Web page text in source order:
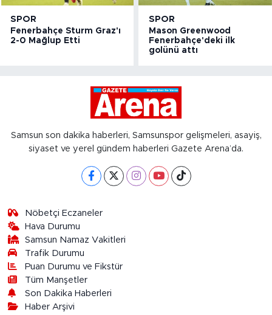
SPOR
Fenerbahçe Sturm Graz'ı
2-0 Mağlup Etti
SPOR
Mason Greenwood
Fenerbahçe'deki ilk
golünü attı
Samsun son dakika haberleri, Samsunspor gelişmeleri, asayiş,
siyaset ve yerel gündem haberleri Gazete Arena’da.
Nöbetçi Eczaneler
Hava Durumu
Samsun Namaz Vakitleri
Trafik Durumu
Puan Durumu ve Fikstür
Tüm Manşetler
Son Dakika Haberleri
Haber Arşivi